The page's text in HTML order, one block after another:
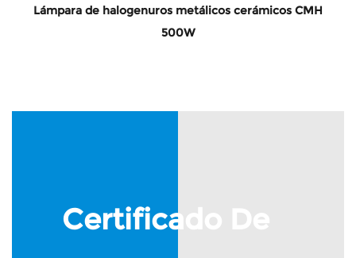
Lámpara de halogenuros metálicos cerámicos CMH
500W
Certificado De